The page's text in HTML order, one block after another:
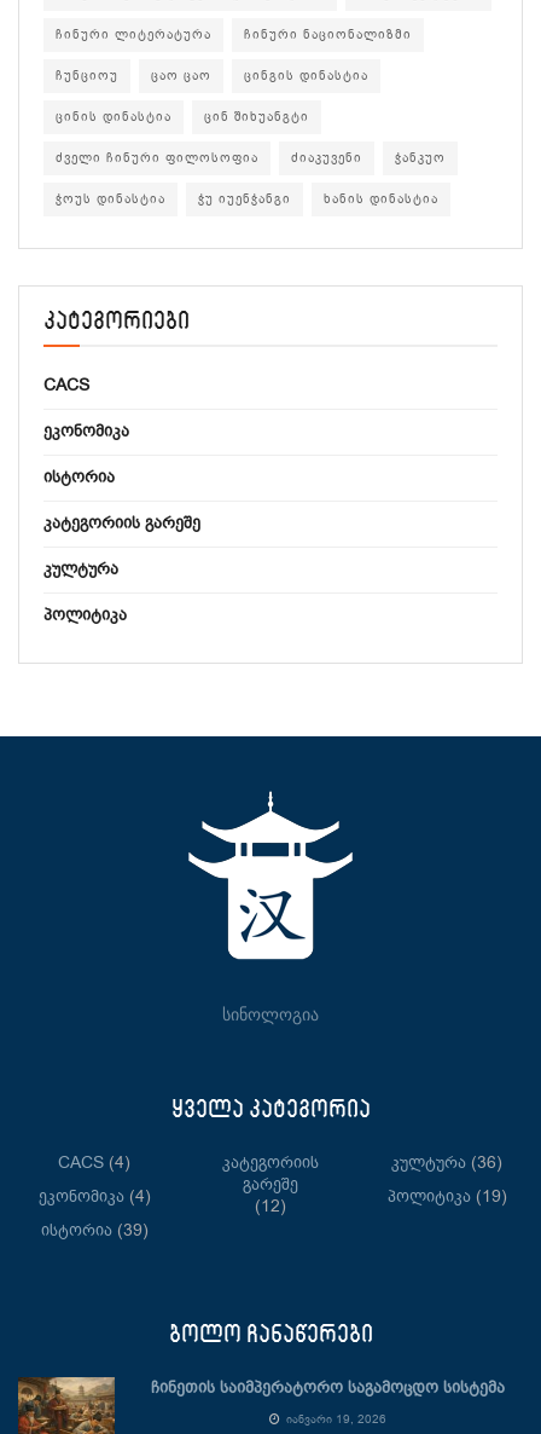
ჩინური ლიტერატურა ჩინური ნაციონალიზმი
ჩუნციოუ ცაო ცაო ცინგის დინასტია
ცინის დინასტია ცინ შიხუანგტი
ძველი ჩინური ფილოსოფია ძიაკუვენი ჭანკუო
ჭოუს დინასტია ჭუ იუენჭანგი ხანის დინასტია
კატეგორიები
CACS
ᲔᲙᲝᲜᲝᲛᲘᲙᲐ
ᲘᲡᲢᲝᲠᲘᲐ
ᲙᲐᲢᲔᲒᲝᲠᲘᲘᲡ ᲒᲐᲠᲔᲨᲔ
ᲙᲣᲚᲢᲣᲠᲐ
ᲞᲝᲚᲘᲢᲘᲙᲐ
სინოლოგია
ყველა კატეგორია
CACS (4)
Ეკონომიკა(4)
Ისტორია(39)
Კატეგორიის
Გარეშე
(12)
Კულტურა (36)
Პოლიტიკა(19)
ბოლო ჩანაწერები
ჩინეთის საიმპერატორო საგამოცდო სისტემა
ᲘᲐᲜᲕᲐᲠᲘ 19, 2026